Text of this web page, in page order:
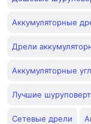
Аккумуляторные
Дрели
Аккумуляторные
Лучшие
Сетевые дрели